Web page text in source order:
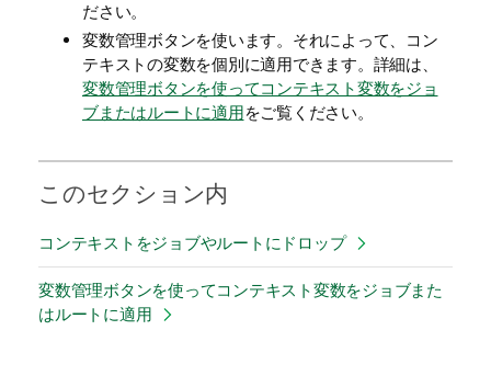
ださい。
変数管理ボタンを使います。それによって、コン
テキストの変数を個別に適用できます。詳細は、
変数管理ボタンを使ってコンテキスト変数をジョ
ブまたはルートに適用をご覧ください。
このセクション内
コンテキストをジョブやルートにドロップ
変数管理ボタンを使ってコンテキスト変数をジョブまた
はルートに適用